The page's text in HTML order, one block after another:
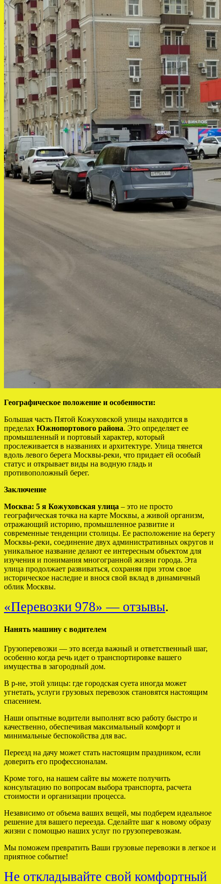
Географическое положение и особенности:
Большая часть Пятой Кожуховской улицы находится в
пределах Южнопортового района. Это определяет ее
промышленный и портовый характер, который
прослеживается в названиях и архитектуре. Улица тянется
вдоль левого берега Москвы-реки, что придает ей особый
статус и открывает виды на водную гладь и
противоположный берег.
Заключение
Москва: 5 я Кожуховская улица – это не просто
географическая точка на карте Москвы, а живой организм,
отражающий историю, промышленное развитие и
современные тенденции столицы. Ее расположение на берегу
Москвы-реки, соединение двух административных округов и
уникальное название делают ее интересным объектом для
изучения и понимания многогранной жизни города. Эта
улица продолжает развиваться, сохраняя при этом свое
историческое наследие и внося свой вклад в динамичный
облик Москвы.
«Перевозки 978» — отзывы.
Нанять машину с водителем
Грузоперевозки — это всегда важный и ответственный шаг,
особенно когда речь идет о транспортировке вашего
имущества в загородный дом.
В р-не, этой улицы: где городская суета иногда может
угнетать, услуги грузовых перевозок становятся настоящим
спасением.
Наши опытные водители выполнят всю работу быстро и
качественно, обеспечивая максимальный комфорт и
минимальные беспокойства для вас.
Переезд на дачу может стать настоящим праздником, если
доверить его профессионалам.
Кроме того, на нашем сайте вы можете получить
консультацию по вопросам выбора транспорта, расчета
стоимости и организации процесса.
Независимо от объема ваших вещей, мы подберем идеальное
решение для вашего переезда. Сделайте шаг к новому образу
жизни с помощью наших услуг по грузоперевозкам.
Мы поможем превратить Ваши грузовые перевозки в легкое и
приятное событие!
Не откладывайте свой комфортный